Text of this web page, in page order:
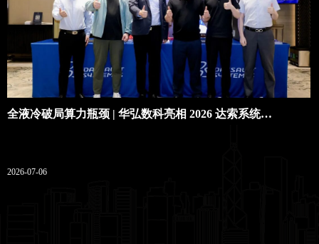
全液冷破局算力瓶颈 | 华弘数科亮相 2026 达索系统
2026-07-06